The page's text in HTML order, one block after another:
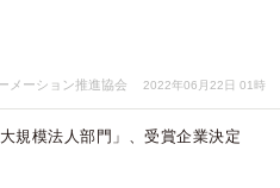
メーション推進協会 2022年06月22日 01時
規模法人部門」、受賞企業決定